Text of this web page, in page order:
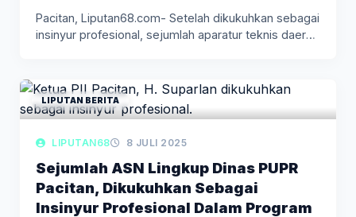
Pacitan, Liputan68.com- Setelah dikukuhkan sebagai
insinyur profesional, sejumlah aparatur teknis daerah
LIPUTAN BERITA
LIPUTAN68 8 JULI 2025
Sejumlah ASN Lingkup Dinas PUPR
Pacitan, Dikukuhkan Sebagai
Insinyur Profesional Dalam Program